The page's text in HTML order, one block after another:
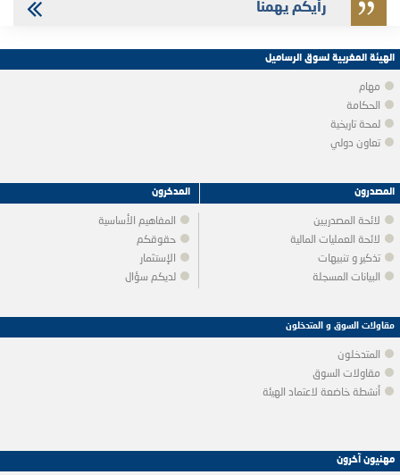
رأيكم يهمنا
الهيئة المغربية لسوق الرساميل
مهام
الحكامة
لمحة تاريخية
تعاون دولي
المدخرون
المفاهيم الأساسية
حقوقكم
الإستثمار
لديكم سؤال
المصدرون
لائحة المصدريين
لائحة العمليات المالية
تذكير و تنبيهات
البيانات المسجلة
مقاولات السوق و المتدخلون
المتدخلون
مقاولات السوق
أنشطة خاضعة لاعتماد الهيئة
مهنيون آخرون